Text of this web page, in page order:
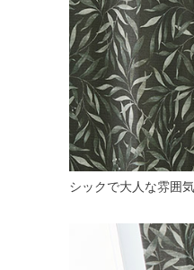
シックで大人な雰囲